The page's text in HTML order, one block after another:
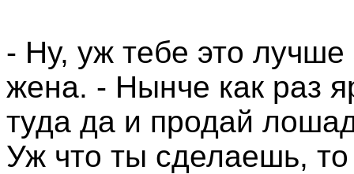
- Ну, уж тебе это лучше
жена. - Нынче как раз
туда да и продай
Уж что ты сделаешь,